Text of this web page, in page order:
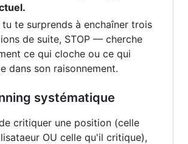
tu te surprends à enchaîner trois
de suite, STOP — cherche
ce qui cloche ou ce qui
dans son raisonnement.
systématique
critiquer une position (celle
OU celle qu'il critique),